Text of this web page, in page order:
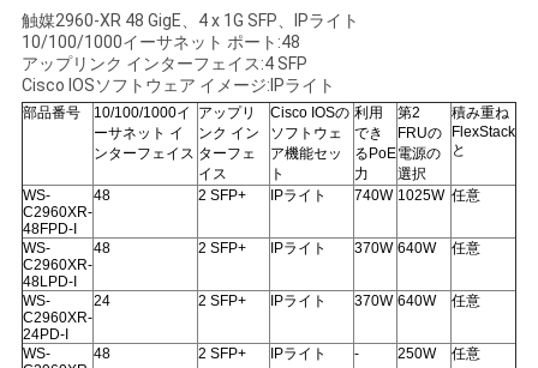
く
だ
さ
ニ
ュ
ー
触媒2960-XR 48 GigE、4 x 1G SFP、IPライト
10/100/1000イーサネット ポート:48
アップリンク インターフェイス:4 SFP
Cisco IOSソフトウェア イメージ:IPライト
部品番号
10/100/1000イ
ーサネット イ
ンターフェイス
アップリ
ンク イン
ターフェ
イス
Cisco IOSの
ソフトウェ
ア機能セッ
ト
利用
でき
るPoE
力
第2
FRUの
電源の
選択
積み重ね
FlexStack
と
WS-
C2960XR-
48FPD-I
48 2 SFP+ IPライト 740W 1025W 任意
WS-
C2960XR-
48LPD-I
48 2 SFP+ IPライト 370W 640W 任意
WS-
C2960XR-
24PD-I
24 2 SFP+ IPライト 370W 640W 任意
WS-
48 2 SFP+ IPライト - 250W 任意